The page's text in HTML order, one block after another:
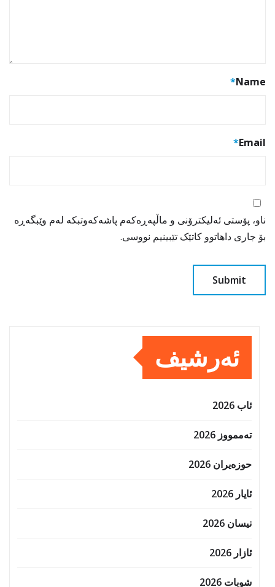
Name
*
Email
*
ناو، پۆستی ئەلیکترۆنی و ماڵپەڕەکەم پاشەکەوتبکە لەم وێبگەڕە
بۆ جاری داهاتوو کاتێک تێبینیم نووسی.
ئەرشیف
ئاب 2026
تەممووز 2026
حوزه‌یران 2026
ئایار 2026
نیسان 2026
ئازار 2026
شوبات 2026